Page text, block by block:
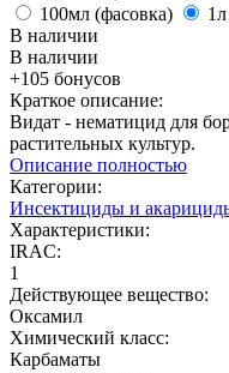
100мл (фасовка)
1л
В наличии
В наличии
+105 бонусов
Краткое описание:
Видат - нематицид для
растительных культур.
Описание полностью
Категории:
Инсектициды и
Характеристики:
IRAC:
1
Действующее вещество:
Оксамил
Химический класс:
Карбаматы